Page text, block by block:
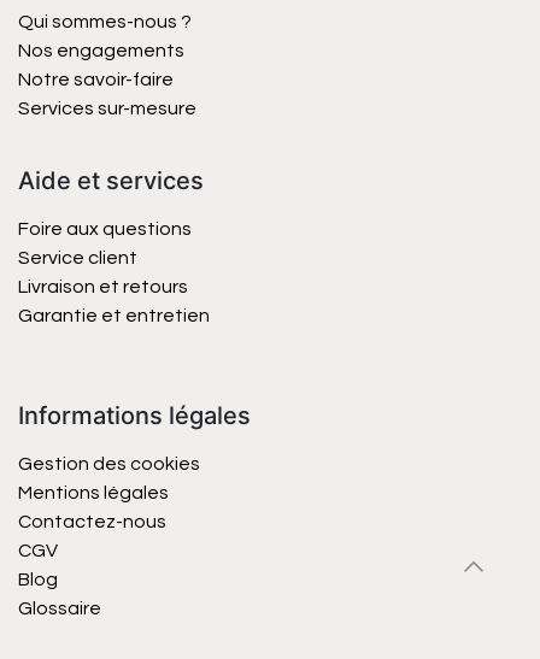
Qui sommes-nous ?
Nos engagements
Notre savoir-faire
Services sur-mesure
Aide et services
Foire aux questions
Service client
Livraison et retours
Garantie et entretien
Informations légales
Gestion des cookies
Mentions légales
Contactez-nous
CGV
Blog
Glossaire